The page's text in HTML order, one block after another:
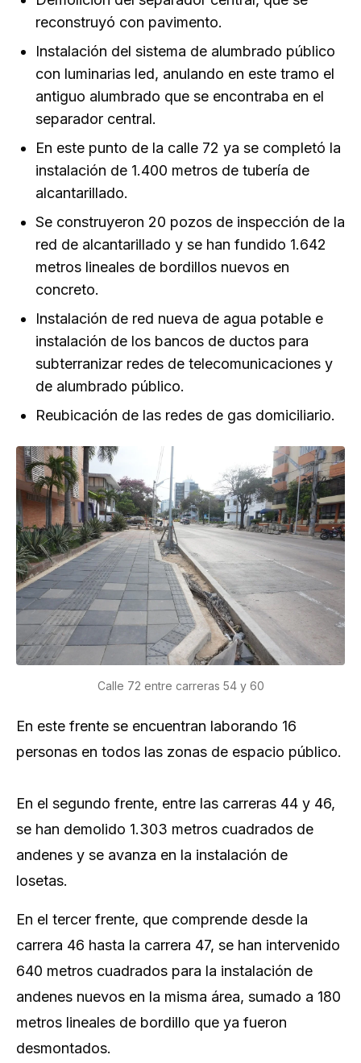
reconstruyó con pavimento.
Instalación del sistema de alumbrado público
con luminarias led, anulando en este tramo el
antiguo alumbrado que se encontraba en el
separador central.
En este punto de la calle 72 ya se completó la
instalación de 1.400 metros de tubería de
alcantarillado.
Se construyeron 20 pozos de inspección de la
red de alcantarillado y se han fundido 1.642
metros lineales de bordillos nuevos en
concreto.
Instalación de red nueva de agua potable e
instalación de los bancos de ductos para
subterranizar redes de telecomunicaciones y
de alumbrado público.
Reubicación de las redes de gas domiciliario.
Calle 72 entre carreras 54 y 60
En este frente se encuentran laborando 16
personas en todos las zonas de espacio público.
En el segundo frente, entre las carreras 44 y 46,
se han demolido 1.303 metros cuadrados de
andenes y se avanza en la instalación de
losetas.
En el tercer frente, que comprende desde la
carrera 46 hasta la carrera 47, se han intervenido
640 metros cuadrados para la instalación de
andenes nuevos en la misma área, sumado a 180
metros lineales de bordillo que ya fueron
desmontados.